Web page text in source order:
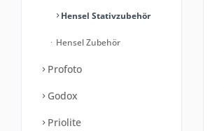
Hensel Stativzubehör
Hensel Zubehör
Profoto
Godox
Priolite